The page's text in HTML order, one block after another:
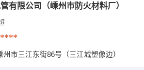
有限公司（嵊州市防火材料厂）
****
州市三江东街86号（三江城塑像边）